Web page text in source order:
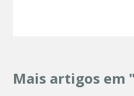
Mais artigos em